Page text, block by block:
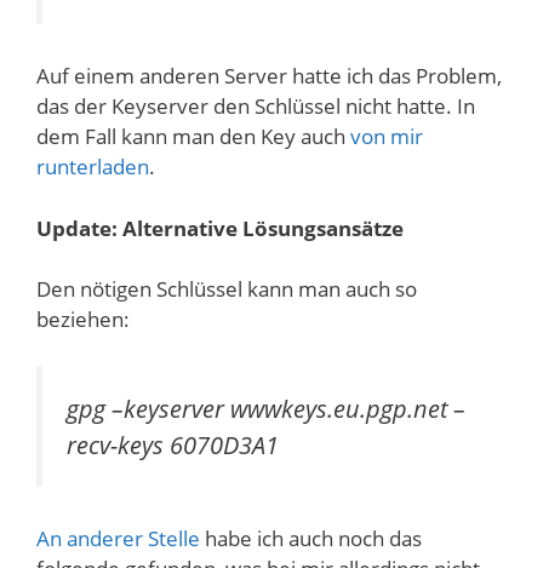
Auf einem anderen Server hatte ich das Problem,
das der Keyserver den Schlüssel nicht hatte. In
dem Fall kann man den Key auch von mir
runterladen.
Update: Alternative Lösungsansätze
Den nötigen Schlüssel kann man auch so
beziehen:
gpg –keyserver wwwkeys.eu.pgp.net –
recv-keys 6070D3A1
An anderer Stelle habe ich auch noch das